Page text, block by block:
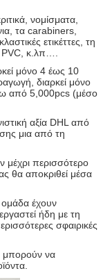
νομίσματα,
τα carabiners,
ετικέττες, τη
PVC, κ.λπ….
μόνο 4 έως 10
διαρκεί μόνο
από 5,000pcs (μέσο
αξία DHL από
μια από τη
περισσότερο
θα αποκριθεί μέσα
έχουν
ήδη με τη
σφαιρικές
μπορούν να